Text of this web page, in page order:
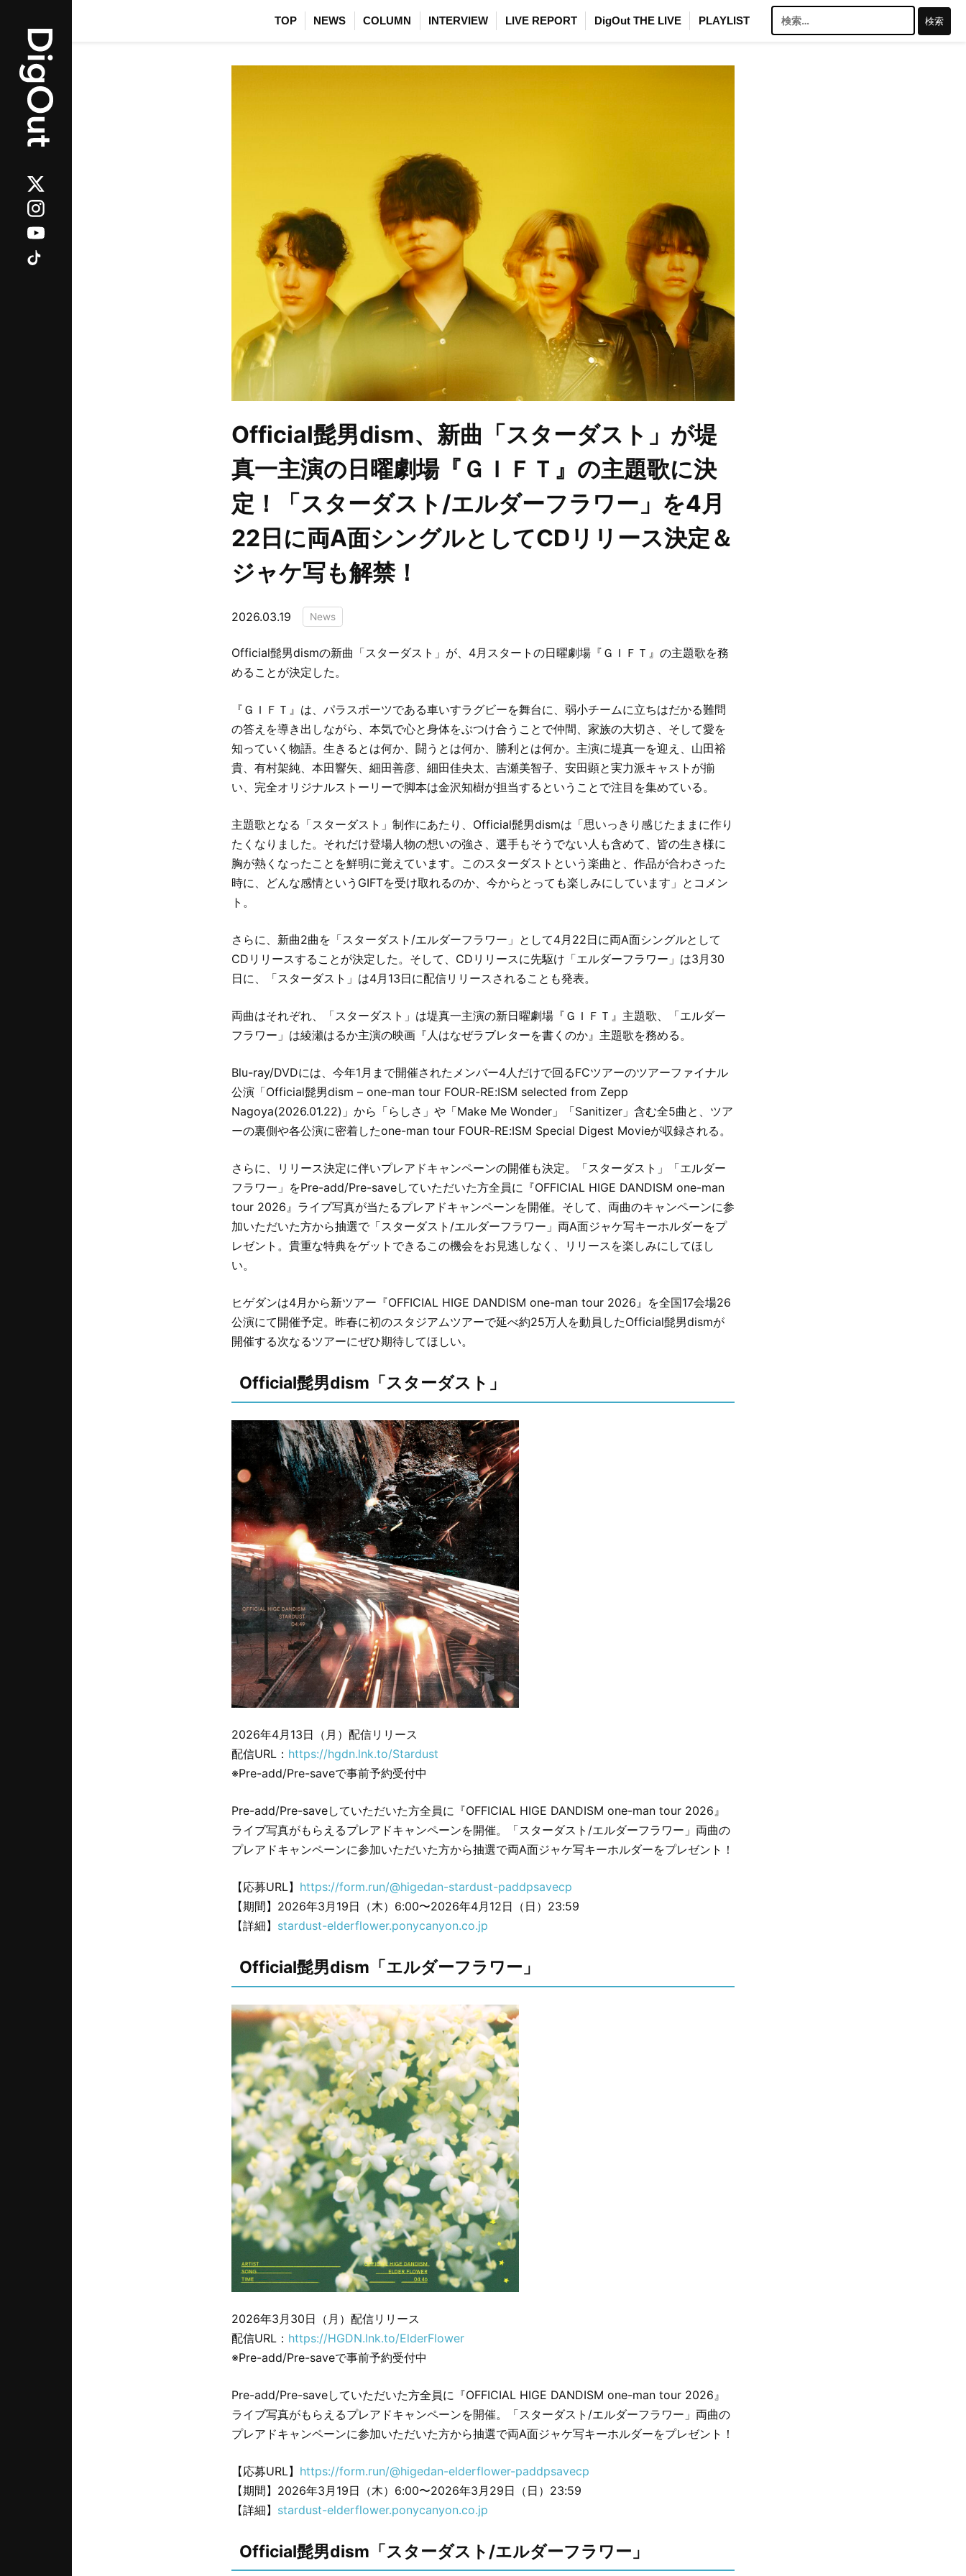
TOP NEWS COLUMN INTERVIEW LIVE REPORT DigOut THE LIVE PLAYLIST
索:
Official髭男dism、新曲「スターダスト」が堤
真一主演の日曜劇場『ＧＩＦＴ』の主題歌に決
定！「スターダスト/エルダーフラワー」を4月
22日に両A面シングルとしてCDリリース決定＆
ジャケ写も解禁！
2026.03.19 News
Official髭男dismの新曲「スターダスト」が、4月スタートの日曜劇場『ＧＩＦＴ』の主題歌を務
めることが決定した。
『ＧＩＦＴ』は、パラスポーツである車いすラグビーを舞台に、弱小チームに立ちはだかる難問
の答えを導き出しながら、本気で心と身体をぶつけ合うことで仲間、家族の大切さ、そして愛を
知っていく物語。生きるとは何か、闘うとは何か、勝利とは何か。主演に堤真一を迎え、山田裕
貴、有村架純、本田響矢、細田善彦、細田佳央太、吉瀬美智子、安田顕と実力派キャストが揃
い、完全オリジナルストーリーで脚本は金沢知樹が担当するということで注目を集めている。
主題歌となる「スターダスト」制作にあたり、Official髭男dismは「思いっきり感じたままに作り
たくなりました。それだけ登場人物の想いの強さ、選手もそうでない人も含めて、皆の生き様に
胸が熱くなったことを鮮明に覚えています。このスターダストという楽曲と、作品が合わさった
時に、どんな感情というGIFTを受け取れるのか、今からとっても楽しみにしています」とコメン
ト。
さらに、新曲2曲を「スターダスト/エルダーフラワー」として4月22日に両A面シングルとして
CDリリースすることが決定した。そして、CDリリースに先駆け「エルダーフラワー」は3月30
日に、「スターダスト」は4月13日に配信リリースされることも発表。
両曲はそれぞれ、「スターダスト」は堤真一主演の新日曜劇場『ＧＩＦＴ』主題歌、「エルダー
フラワー」は綾瀬はるか主演の映画『人はなぜラブレターを書くのか』主題歌を務める。
Blu-ray/DVDには、今年1月まで開催されたメンバー4人だけで回るFCツアーのツアーファイナル
公演「Official髭男dism – one-man tour FOUR-RE:ISM selected from Zepp
Nagoya(2026.01.22)」から「らしさ」や「Make Me Wonder」「Sanitizer」含む全5曲と、ツア
ーの裏側や各公演に密着したone-man tour FOUR-RE:ISM Special Digest Movieが収録される。
さらに、リリース決定に伴いプレアドキャンペーンの開催も決定。「スターダスト」「エルダー
フラワー」をPre-add/Pre-saveしていただいた方全員に『OFFICIAL HIGE DANDISM one-man
tour 2026』ライブ写真が当たるプレアドキャンペーンを開催。そして、両曲のキャンペーンに参
加いただいた方から抽選で「スターダスト/エルダーフラワー」両A面ジャケ写キーホルダーをプ
レゼント。貴重な特典をゲットできるこの機会をお見逃しなく、リリースを楽しみにしてほし
い。
ヒゲダンは4月から新ツアー『OFFICIAL HIGE DANDISM one-man tour 2026』を全国17会場26
公演にて開催予定。昨春に初のスタジアムツアーで延べ約25万人を動員したOfficial髭男dismが
開催する次なるツアーにぜひ期待してほしい。
Official髭男dism「スターダスト」
2026年4月13日（月）配信リリース
配信URL： https://hgdn.lnk.to/Stardust
※Pre-add/Pre-saveで事前予約受付中
Pre-add/Pre-saveしていただいた方全員に『OFFICIAL HIGE DANDISM one-man tour 2026』
ライブ写真がもらえるプレアドキャンペーンを開催。「スターダスト/エルダーフラワー」両曲の
プレアドキャンペーンに参加いただいた方から抽選で両A面ジャケ写キーホルダーをプレゼント！
【応募URL】 https://form.run/@higedan-stardust-paddpsavecp
【期間】2026年3月19日（木）6:00〜2026年4月12日（日）23:59
【詳細】 stardust-elderflower.ponycanyon.co.jp
Official髭男dism「エルダーフラワー」
2026年3月30日（月）配信リリース
配信URL： https://HGDN.lnk.to/ElderFlower
※Pre-add/Pre-saveで事前予約受付中
Pre-add/Pre-saveしていただいた方全員に『OFFICIAL HIGE DANDISM one-man tour 2026』
ライブ写真がもらえるプレアドキャンペーンを開催。「スターダスト/エルダーフラワー」両曲の
プレアドキャンペーンに参加いただいた方から抽選で両A面ジャケ写キーホルダーをプレゼント！
【応募URL】 https://form.run/@higedan-elderflower-paddpsavecp
【期間】2026年3月19日（木）6:00〜2026年3月29日（日）23:59
【詳細】 stardust-elderflower.ponycanyon.co.jp
Official髭男dism「スターダスト/エルダーフラワー」